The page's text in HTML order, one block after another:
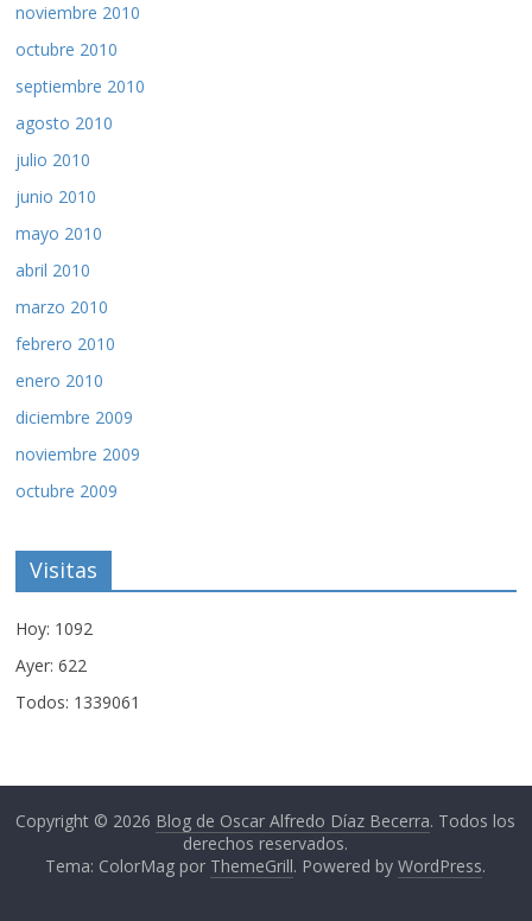
noviembre 2010
octubre 2010
septiembre 2010
agosto 2010
julio 2010
junio 2010
mayo 2010
abril 2010
marzo 2010
febrero 2010
enero 2010
diciembre 2009
noviembre 2009
octubre 2009
Visitas
Hoy: 1092
Ayer: 622
Todos: 1339061
Copyright © 2026 Blog de Oscar Alfredo Díaz Becerra. Todos los
derechos reservados.
Tema: ColorMag por ThemeGrill. Powered byWordPress.